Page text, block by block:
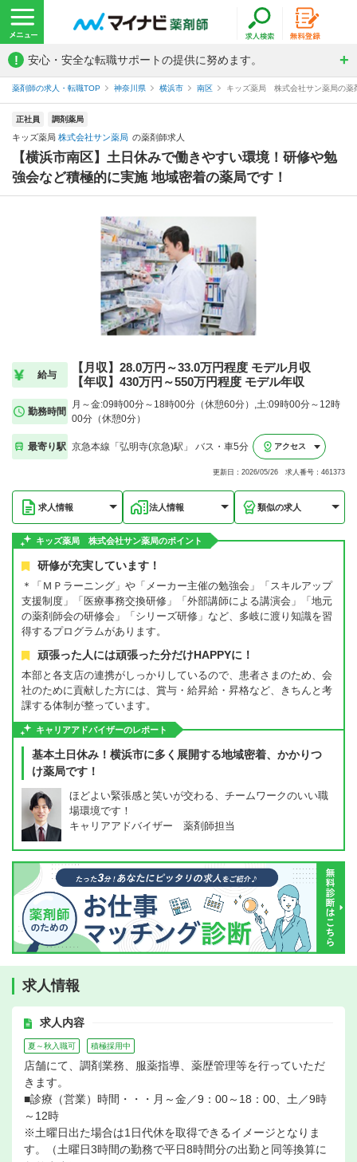
! 安心・安全な転職サポートの提供に努めます。
薬剤師の求人・転職TOP 神奈川県 横浜市 南区 キッズ薬局 株式会社サン薬局の薬
正社員 調剤薬局
キッズ薬局 株式会社サン薬局 の薬剤師求人
【横浜市南区】土日休みで働きやすい環境！研修や勉
強会など積極的に実施 地域密着の薬局です！
給与
【月収】28.0万円～33.0万円程度 モデル月収
【年収】430万円～550万円程度 モデル年収
勤務時間
月～金:09時00分～18時00分（休憩60分）,土:09時00分～12時
00分（休憩0分）
最寄り駅 京急本線「弘明寺(京急)駅」 バス・車5分 アクセス
更新日：2026/05/26 求人番号：461373
求人情報 法人情報 類似の求人
キッズ薬局 株式会社サン薬局のポイント
研修が充実しています！
＊「ＭＰラーニング」や「メーカー主催の勉強会」「スキルアップ
支援制度」「医療事務交換研修」「外部講師による講演会」「地元
の薬剤師会の研修会」「シリーズ研修」など、多岐に渡り知識を習
得するプログラムがあります。
頑張った人には頑張った分だけHAPPYに！
本部と各支店の連携がしっかりしているので、患者さまのため、会
社のために貢献した方には、賞与・給昇給・昇格など、きちんと考
課する体制が整っています。
キャリアアドバイザーのレポート
基本土日休み！横浜市に多く展開する地域密着、かかりつ
け薬局です！
ほどよい緊張感と笑いが交わる、チームワークのいい職
場環境です！
キャリアアドバイザー 薬剤師担当
求人情報
求人内容
夏～秋入職可 積極採用中
店舗にて、調剤業務、服薬指導、薬歴管理等を行っていただ
きます。
■診療（営業）時間・・・月～金／9：00～18：00、土／9時
～12時
※土曜日出た場合は1日代休を取得できるイメージとなりま
す。（土曜日3時間の勤務で平日8時間分の出勤と同等換算に